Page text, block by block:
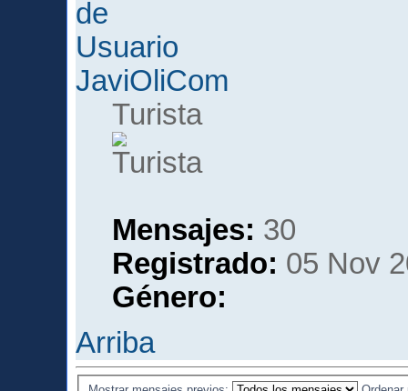
JaviOliCom
Turista
Mensajes: 30
Registrado: 05 Nov
Género:
Arriba